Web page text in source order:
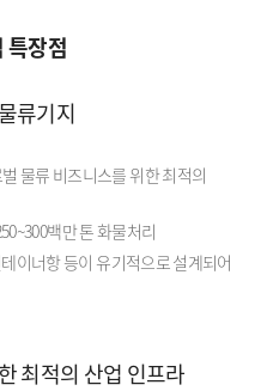
특장점
류기지
물류 비즈니스를 위한 최적의
백만 톤 화물처리
이너항 등이 유기적으로 설계되어
최적의 산업 인프라